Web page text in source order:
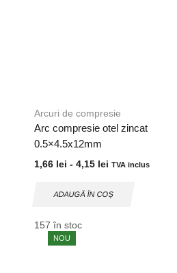
Arcuri de compresie
Arc compresie otel zincat
0.5×4.5x12mm
1,66 lei - 4,15 lei TVA inclus
ADAUGĂ ÎN COȘ
NOU
157 în stoc